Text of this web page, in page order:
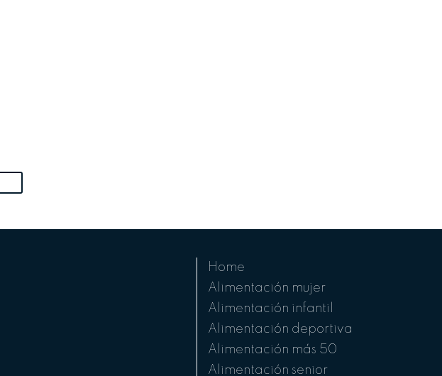
Home
Alimentación mujer
Alimentación infantil
Alimentación deportiva
Alimentación más 50
Alimentación senior